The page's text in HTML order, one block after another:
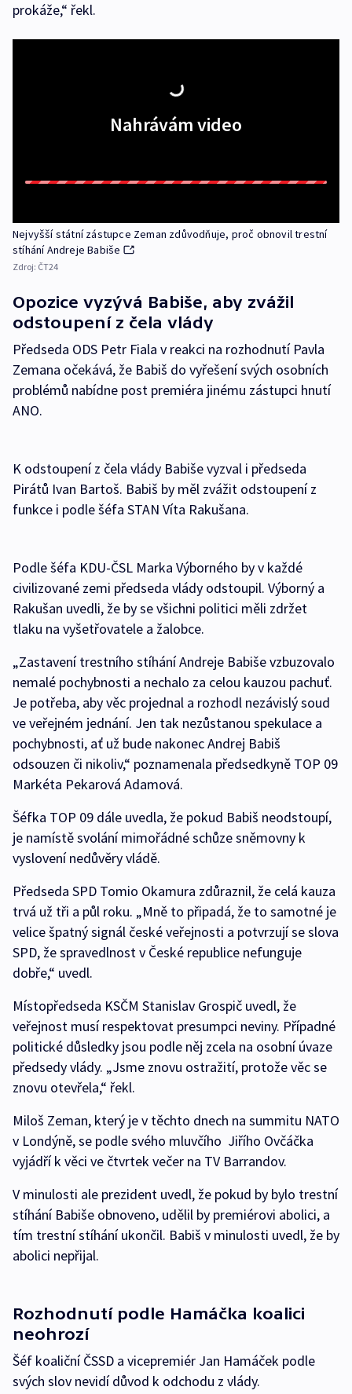
prokáže,“ řekl.
Nahrávám video
Nejvyšší státní zástupce Zeman zdůvodňuje, proč obnovil trestní
stíhání Andreje Babiše
Zdroj: ČT24
Opozice vyzývá Babiše, aby zvážil
odstoupení z čela vlády
Předseda ODS Petr Fiala v reakci na rozhodnutí Pavla
Zemana očekává, že Babiš do vyřešení svých osobních
problémů nabídne post premiéra jinému zástupci hnutí
ANO.
K odstoupení z čela vlády Babiše vyzval i předseda
Pirátů Ivan Bartoš. Babiš by měl zvážit odstoupení z
funkce i podle šéfa STAN Víta Rakušana.
Podle šéfa KDU-ČSL Marka Výborného by v každé
civilizované zemi předseda vlády odstoupil. Výborný a
Rakušan uvedli, že by se všichni politici měli zdržet
tlaku na vyšetřovatele a žalobce.
„Zastavení trestního stíhání Andreje Babiše vzbuzovalo
nemalé pochybnosti a nechalo za celou kauzou pachuť.
Je potřeba, aby věc projednal a rozhodl nezávislý soud
ve veřejném jednání. Jen tak nezůstanou spekulace a
pochybnosti, ať už bude nakonec Andrej Babiš
odsouzen či nikoliv,“ poznamenala předsedkyně TOP 09
Markéta Pekarová Adamová.
Šéfka TOP 09 dále uvedla, že pokud Babiš neodstoupí,
je namístě svolání mimořádné schůze sněmovny k
vyslovení nedůvěry vládě.
Předseda SPD Tomio Okamura zdůraznil, že celá kauza
trvá už tři a půl roku. „Mně to připadá, že to samotné je
velice špatný signál české veřejnosti a potvrzují se slova
SPD, že spravedlnost v České republice nefunguje
dobře,“ uvedl.
Místopředseda KSČM Stanislav Grospič uvedl, že
veřejnost musí respektovat presumpci neviny. Případné
politické důsledky jsou podle něj zcela na osobní úvaze
předsedy vlády. „Jsme znovu ostražití, protože věc se
znovu otevřela,“ řekl.
Miloš Zeman, který je v těchto dnech na summitu NATO
v Londýně, se podle svého mluvčího Jiřího Ovčáčka
vyjádří k věci ve čtvrtek večer na TV Barrandov.
V minulosti ale prezident uvedl, že pokud by bylo trestní
stíhání Babiše obnoveno, udělil by premiérovi abolici, a
tím trestní stíhání ukončil. Babiš v minulosti uvedl, že by
abolici nepřijal.
Rozhodnutí podle Hamáčka koalici
neohrozí
Šéf koaliční ČSSD a vicepremiér Jan Hamáček podle
svých slov nevidí důvod k odchodu z vlády.